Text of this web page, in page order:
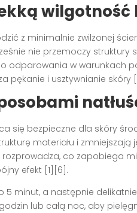
wilgotność
z minimalnie zwilżonej
nie przemoczy struktury
odparowania w warunkach
pękanie i usztywnianie skóry
się bezpieczne dla skóry
materiału i
co zapobiega
efekt [1][6].
5 minut, a następnie
lub całą noc, aby